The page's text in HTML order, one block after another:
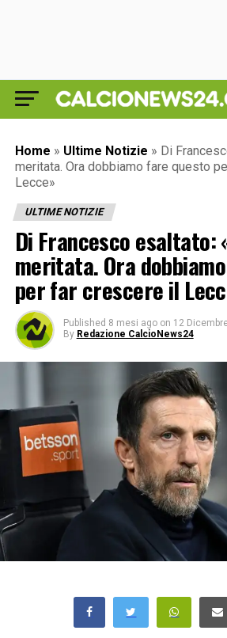
Home » Ultime Notizie » Di
meritata. Ora dobbiamo fare questo
Lecce»
ULTIME NOTIZIE
Di Francesco
meritata. Ora
per far crescere il
Published 8 mesi ago on 12
By Redazione CalcioNews24